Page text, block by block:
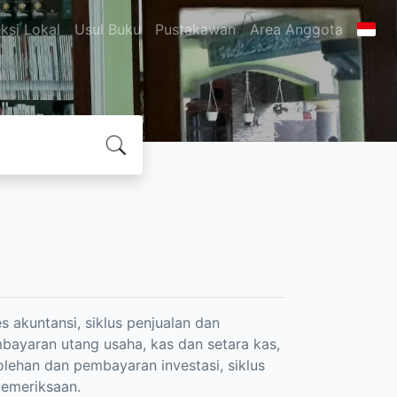
Lokal Usul Buku Pustakawan Area Anggota
akuntansi, siklus penjualan dan
utang usaha, kas dan setara kas,
dan pembayaran investasi, siklus